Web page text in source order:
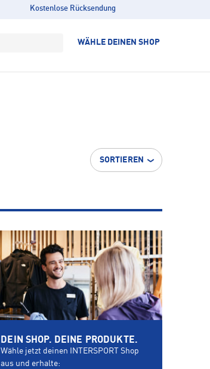
Kostenlose Rücksendung
WÄHLE DEINEN SHOP
SORTIEREN
DEIN SHOP. DEINE PRODUKTE.
Wähle jetzt deinen INTERSPORT Shop
aus und erhalte: